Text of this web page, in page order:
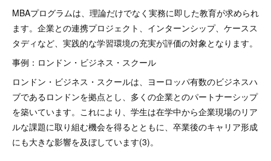
MBAプログラムは、理論だけでなく実務に即した教育が求められ
ます。企業との連携プロジェクト、インターンシップ、ケースス
タディなど、実践的な学習環境の充実が評価の対象となります。
事例：ロンドン・ビジネス・スクール
ロンドン・ビジネス・スクールは、ヨーロッパ有数のビジネスハ
ブであるロンドンを拠点とし、多くの企業とのパートナーシップ
を築いています。これにより、学生は在学中から企業現場のリア
ルな課題に取り組む機会を得るとともに、卒業後のキャリア形成
にも大きな影響を及ぼしています(3)。